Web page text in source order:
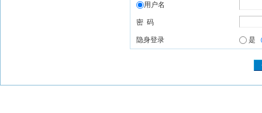
用户名
密 码
隐身登录 是